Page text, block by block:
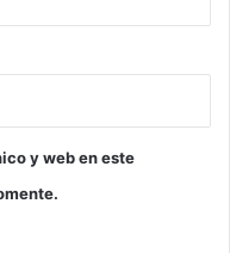
y web en este